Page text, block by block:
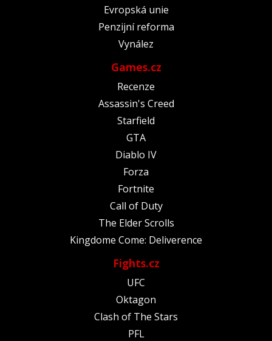
Evropská unie
Penzijní reforma
Vynález
Games.cz
Recenze
Assassin's Creed
Starfield
GTA
Diablo IV
Forza
Fortnite
Call of Duty
The Elder Scrolls
Kingdome Come: Deliverence
Fights.cz
UFC
Oktagon
Clash of The Stars
PFL